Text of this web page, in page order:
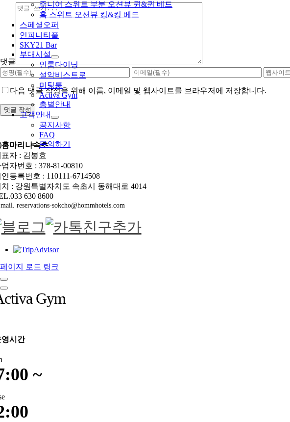
주니어 스위트 부분 오션뷰 퀸&퀸 베드
홈 스위트 오션뷰 킹&킹 베드
스페셜오퍼
인피니티풀
SKY21 Bar
부대시설
인룸다이닝
설악비스트로
미팅룸
Activa Gym
층별안내
고객안내
공지사항
FAQ
문의하기
댓글
다음 댓글 작성을 위해 이름, 이메일 및 웹사이트를 브라우저에 저장합니다.
마리나속초
자 : 김봉효
자번호 : 378-81-00810
등록번호 : 110111-6714508
: 강원특별자치도 속초시 동해대로 4014
630 8600
reservations-sokcho@hommhotels.com
페이지 로드 링크
Gym
시간
~